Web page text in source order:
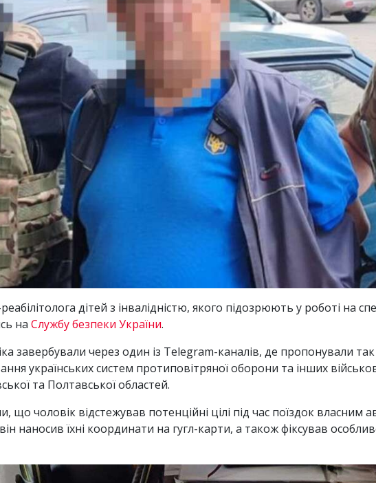
дітей з інвалідністю, якого підозрюють у роботі на
на Службу безпеки України.
завербували через один із Telegram-каналів, де пропонували так
українських систем протиповітряної оборони та інших
та Полтавської областей.
що чоловік відстежував потенційні цілі під час поїздок власним
наносив їхні координати на гугл-карти, а також фіксував